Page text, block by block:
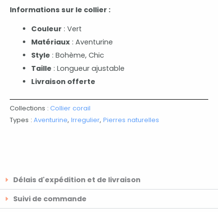
Informations sur le collier :
Couleur : Vert
Matériaux: Aventurine
Style : Bohème, Chic
Taille : Longueur ajustable
Livraison offerte
Collections : Collier corail
Types : Aventurine, Irregulier, Pierres naturelles
Délais d'expédition et de livraison
Suivi de commande